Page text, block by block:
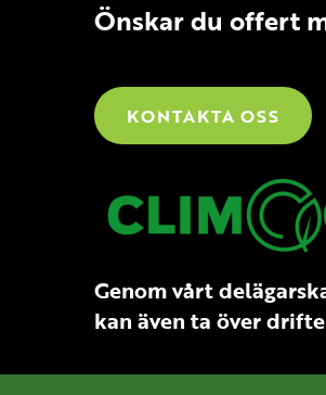
Önskar du offert
KONTAKTA OSS
Genom vårt
kanäven ta över